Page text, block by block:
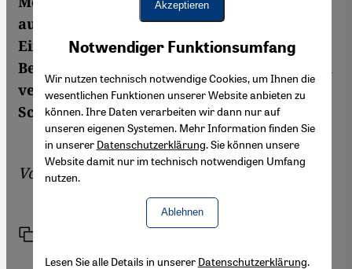
auch als Chance, den moralischen
Einstellungen der muslimischen
Bevölkerung in Deutschland mehr Gehör zu
verschaffen. Mit ihm sprach Julie
Schwannecke.
VonJulie Schwannecke
Notwendiger Funktionsumfang
Wir nutzen technisch notwendige Cookies, um Ihnen die
wesentlichen Funktionen unserer Website anbieten zu
können. Ihre Daten verarbeiten wir dann nur auf
unseren eigenen Systemen. Mehr Information finden Sie
in unserer Datenschutzerklärung. Sie können unsere
Website damit nur im technisch notwendigen Umfang
nutzen.
Ablehnen
Google Maps Embed
Akzeptieren
Lesen Sie alle Details in unserer Datenschutzerklärung.